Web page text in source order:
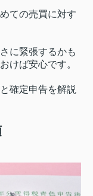
ての売買に対す
に緊張するかも
けば安心です。
確定申告を解説